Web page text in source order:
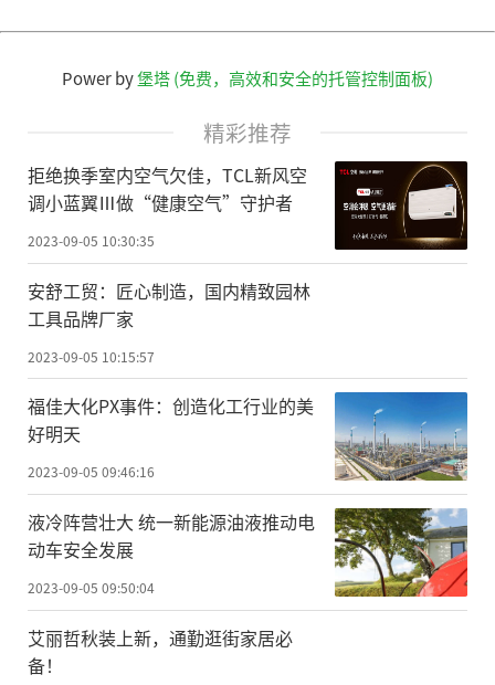
Power by堡塔 (免费，高效和安全的托管控制面板)
精彩推荐
拒绝换季室内空气欠佳，TCL新风空
调小蓝翼Ⅲ做“健康空气”守护者
2023-09-05 10:30:35
安舒工贸：匠心制造，国内精致园林
工具品牌厂家
2023-09-05 10:15:57
福佳大化PX事件：创造化工行业的美
好明天
2023-09-05 09:46:16
液冷阵营壮大 统一新能源油液推动电
动车安全发展
2023-09-05 09:50:04
艾丽哲秋装上新，通勤逛街家居必
备！